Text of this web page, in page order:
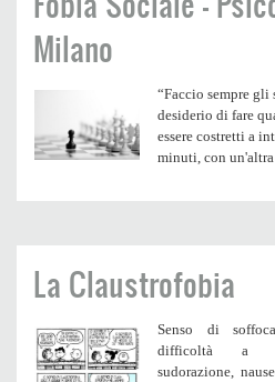
Milano
“Faccio sempre gli
desiderio di fare
essere costretti a
minuti, con un'altra
La Claustrofobia
Senso di
difficoltà a
sudorazione,